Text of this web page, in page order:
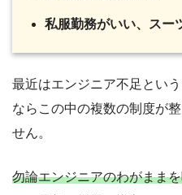
私服勤務がいい、スー
最近はエンジニア不足とい
ならこの中の複数の制度が
せん。
勿論エンジニアのわがまま